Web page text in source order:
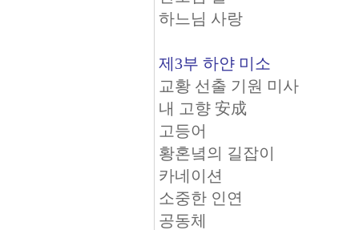
하느님 사랑
제3부 하얀 미소
교황 선출 기원 미사
내 고향 安成
고등어
황혼녘의 길잡이
카네이션
소중한 인연
공동체